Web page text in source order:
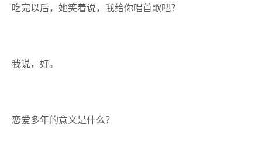
吃完以后，她笑着说，我给你唱首歌吧？
我说，好。
恋爱多年的意义是什么？